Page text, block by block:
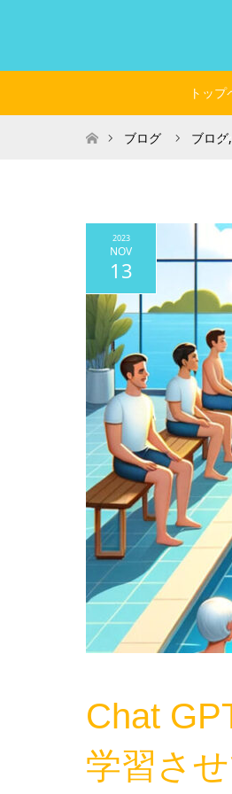
トップ
ホームブログ ブログ,
2023
NOV
13
Chat
学習さ